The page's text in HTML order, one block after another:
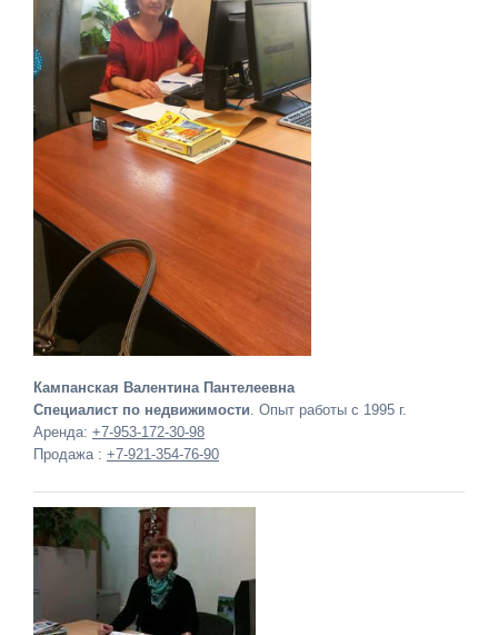
Кампанская Валентина Пантелеевна
Специалист по недвижимости . Опыт работы с 1995 г.
Аренда: +7-953-172-30-98
Продажа : +7-921-354-76-90